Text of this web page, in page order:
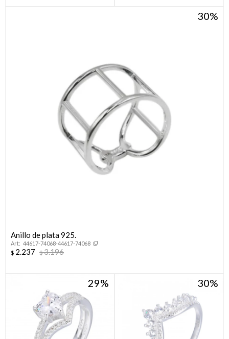
30
Anillo de plata 925.
44617-74068-44617-74068
$ 2.237 $3.196
29 30